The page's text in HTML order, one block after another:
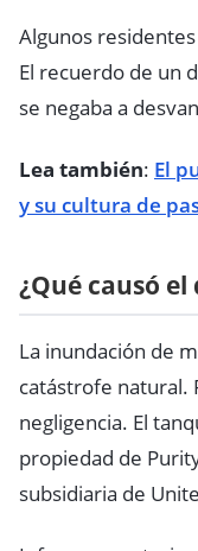
Algunos
El recuerdo de un
se negaba a
Lea también: El
y su cultura de
¿Qué causó el
La inundación de
catástrofe natural.
negligencia. El
propiedad de
subsidiaria de